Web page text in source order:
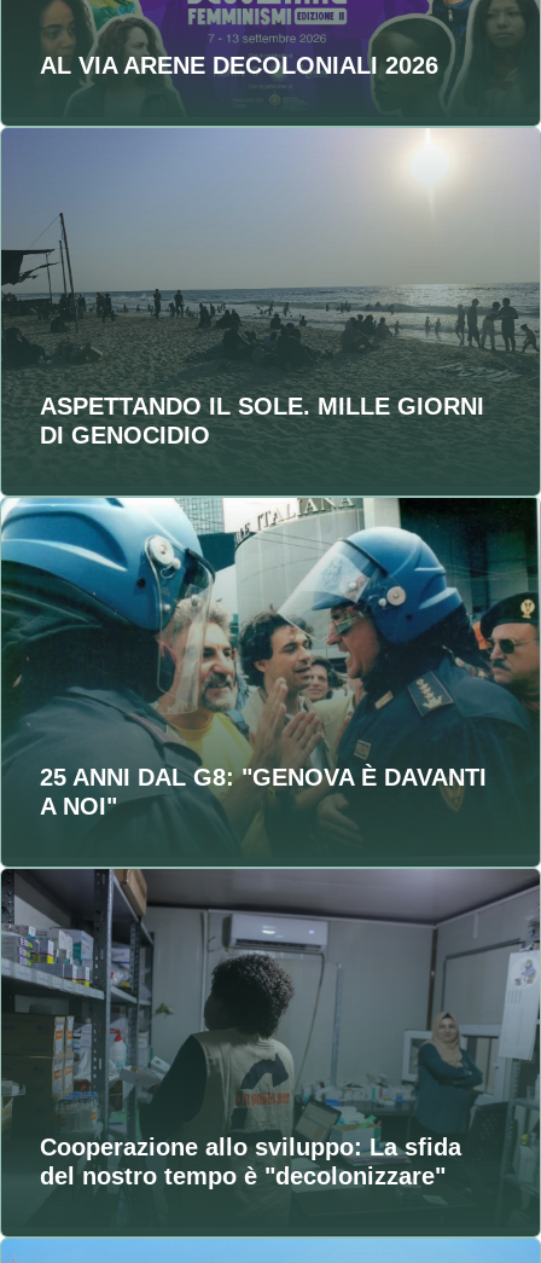
AL VIA ARENE DECOLONIALI 2026
ASPETTANDO IL SOLE. MILLE GIORNI
DI GENOCIDIO
25 ANNI DAL G8: "GENOVA È DAVANTI
A NOI"
Cooperazione allo sviluppo: La sfida
del nostro tempo è "decolonizzare"